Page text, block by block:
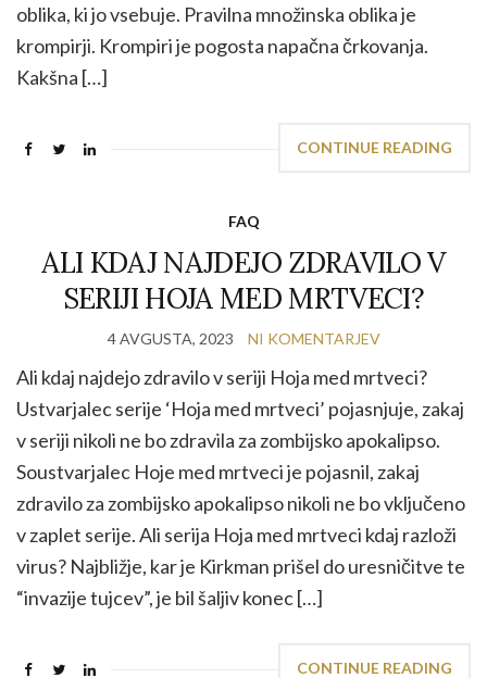
oblika, ki jo vsebuje. Pravilna množinska oblika je
krompirji. Krompiri je pogosta napačna črkovanja.
Kakšna […]
CONTINUE READING
FAQ
ALI KDAJ NAJDEJO ZDRAVILO V
SERIJI HOJA MED MRTVECI?
4 AVGUSTA, 2023 NI KOMENTARJEV
Ali kdaj najdejo zdravilo v seriji Hoja med mrtveci?
Ustvarjalec serije ‘Hoja med mrtveci’ pojasnjuje, zakaj
v seriji nikoli ne bo zdravila za zombijsko apokalipso.
Soustvarjalec Hoje med mrtveci je pojasnil, zakaj
zdravilo za zombijsko apokalipso nikoli ne bo vključeno
v zaplet serije. Ali serija Hoja med mrtveci kdaj razloži
virus? Najbližje, kar je Kirkman prišel do uresničitve te
“invazije tujcev”, je bil šaljiv konec […]
CONTINUE READING